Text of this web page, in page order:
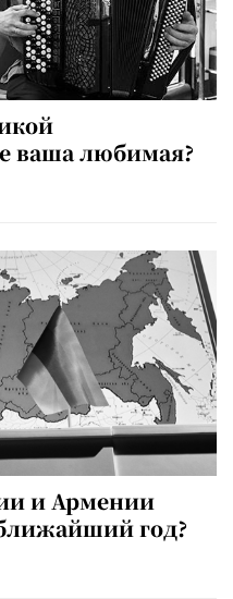
ваша любимая?
и Армении
год?